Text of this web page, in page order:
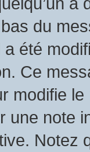
du
a été
Ce
modifie
une note
Notez